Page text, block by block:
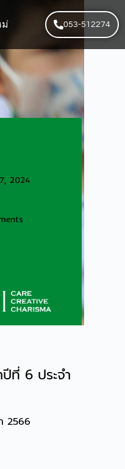
ม่ 053-512274
2024
ที่ 6 ประจำ
2566